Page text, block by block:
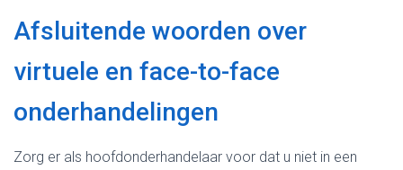
Afsluitende woorden over
virtuele en face-to-face
onderhandelingen
Zorg er als hoofdonderhandelaar voor dat u niet in een